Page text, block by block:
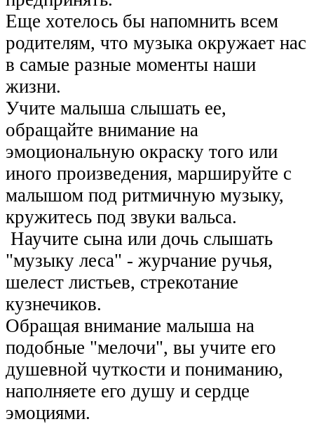
Еще хотелось бы напомнить всем
родителям, что музыка окружает нас
в самые разные моменты наши
жизни.
Учите малыша слышать ее,
обращайте внимание на
эмоциональную окраску того или
иного произведения, маршируйте с
малышом под ритмичную музыку,
кружитесь под звуки вальса.
Научите сына или дочь слышать
"музыку леса" - журчание ручья,
шелест листьев, стрекотание
кузнечиков.
Обращая внимание малыша на
подобные "мелочи", вы учите его
душевной чуткости и пониманию,
наполняете его душу и сердце
эмоциями.